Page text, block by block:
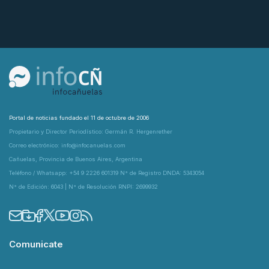
Portal de noticias fundado el 11 de octubre de 2006
Propietario y Director Periodístico: Germán R. Hergenrether
Correo electrónico: info@infocanuelas.com
Cañuelas, Provincia de Buenos Aires, Argentina
Teléfono / Whatsapp: +54 9 2226 601319 N° de Registro DNDA: 5343054
N° de Edición: 6043 | N° de Resolución RNPI: 2699932
Comunicate